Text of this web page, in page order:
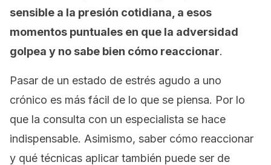
sensible a la presión cotidiana, a esos
momentos puntuales en que la adversidad
golpea y no sabe bien cómo reaccionar.
Pasar de un estado de estrés agudo a uno
crónico es más fácil de lo que se piensa. Por lo
que la consulta con un especialista se hace
indispensable. Asimismo, saber cómo reaccionar
y qué técnicas aplicar también puede ser de